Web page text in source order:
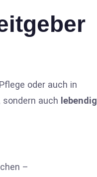
oder auch in
auch lebendig
–